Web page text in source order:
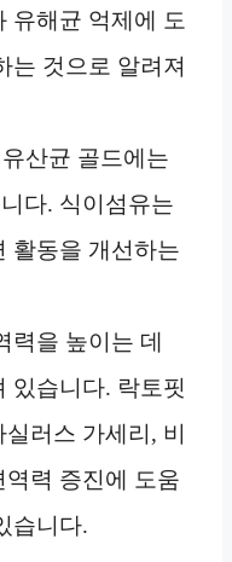
유해균 억제에 도
는 것으로 알려져
산균 골드에는
다. 식이섬유는
활동을 개선하는
력을 높이는 데
있습니다. 락토핏
러스 가세리, 비
력 증진에 도움
습니다.